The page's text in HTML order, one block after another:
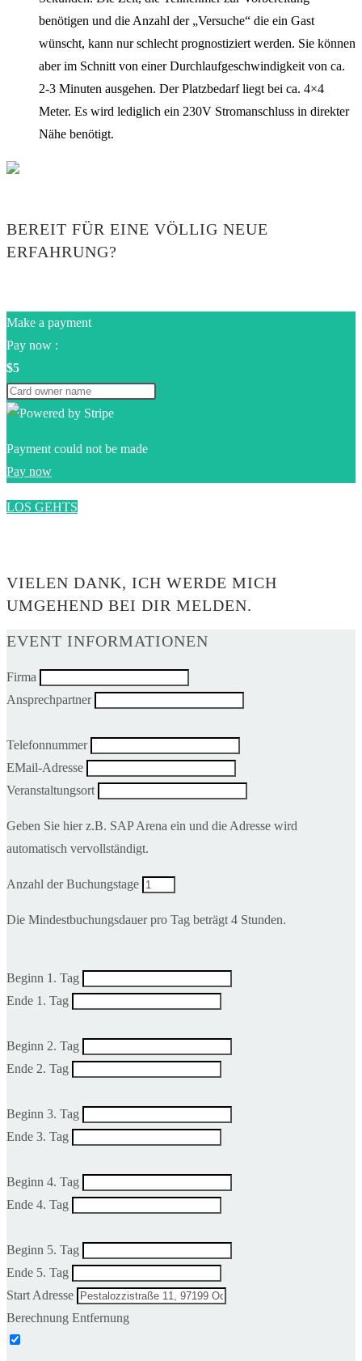
benötigen und die Anzahl der „Versuche“ die ein Gast
wünscht, kann nur schlecht prognostiziert werden. Sie können
aber im Schnitt von einer Durchlaufgeschwindigkeit von ca.
2-3 Minuten ausgehen. Der Platzbedarf liegt bei ca. 4×4
Meter. Es wird lediglich ein 230V Stromanschluss in direkter
Nähe benötigt.
BEREIT FÜR EINE VÖLLIG NEUE
ERFAHRUNG?
Make a payment
Pay now :
$5
Payment could not be made
Pay now
LOS GEHTS
VIELEN DANK, ICH WERDE MICH
UMGEHEND BEI DIR MELDEN.
EVENT INFORMATIONEN
Firma
Ansprechpartner
Telefonnummer
EMail-Adresse
Veranstaltungsort
Geben Sie hier z.B. SAP Arena ein und die Adresse wird
automatisch vervollständigt.
Anzahl der Buchungstage
Die Mindestbuchungsdauer pro Tag beträgt 4 Stunden.
Beginn 1. Tag
Ende 1. Tag
Beginn 2. Tag
Ende 2. Tag
Beginn 3. Tag
Ende 3. Tag
Beginn 4. Tag
Ende 4. Tag
Beginn 5. Tag
Ende 5. Tag
Start Adresse
Berechnung Entfernung